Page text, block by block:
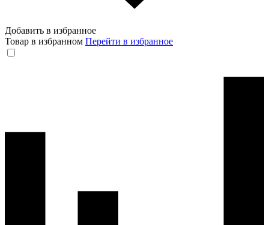
Добавить в избранное
Товар в избранном Перейти в избранное